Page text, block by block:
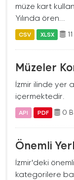
müze kart
Yılında ören...
CSV XLSX 11
Müzeler
İzmir ilinde yer
içermektedir.
API PDF 0 B
Önemli
İzmir'deki
kategorilere